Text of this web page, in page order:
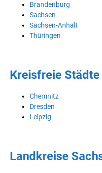
Brandenburg
Sachsen
Sachsen-Anhalt
Thüringen
Kreisfreie Städte
Chemnitz
Dresden
Leipzig
Landkreise